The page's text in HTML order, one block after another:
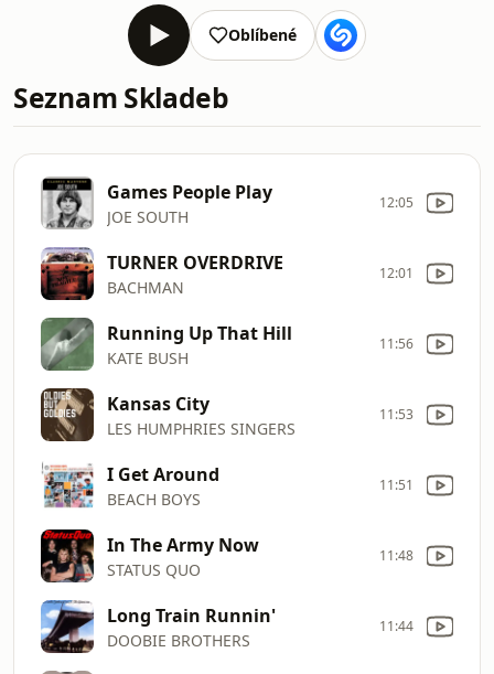
Oblíbené
Seznam Skladeb
Games People Play
JOE SOUTH
12:05
TURNER OVERDRIVE
BACHMAN
12:01
Running Up That Hill
KATE BUSH
11:56
Kansas City
LES HUMPHRIES SINGERS
11:53
I Get Around
BEACH BOYS
11:51
In The Army Now
STATUS QUO
11:48
Long Train Runnin'
DOOBIE BROTHERS
11:44